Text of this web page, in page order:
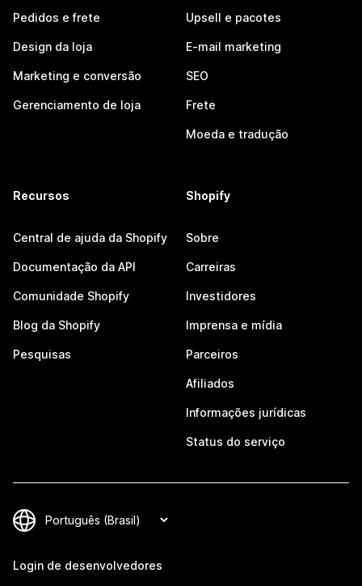
Pedidos e frete
Design da loja
Marketing e conversão
Gerenciamento de loja
Upsell e pacotes
E-mail marketing
SEO
Frete
Moeda e tradução
Recursos
Central de ajuda da Shopify
Documentação da API
Comunidade Shopify
Blog da Shopify
Pesquisas
Shopify
Sobre
Carreiras
Investidores
Imprensa e mídia
Parceiros
Afiliados
Informações jurídicas
Status do serviço
Login de desenvolvedores